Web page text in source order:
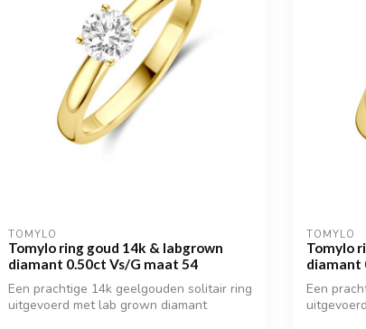
TOMYLO
Tomylo ring goud 14k & labgrown
diamant 0.50ct Vs/G maat 54
Een prachtige 14k geelgouden solitair ring
uitgevoerd met lab grown diamant
TOMYLO
Tomylo
diamant
Een